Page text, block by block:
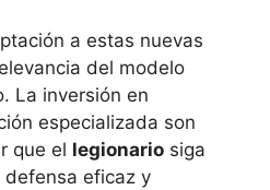
a estas nuevas
del modelo
La inversión en
especializada son
que el legionario siga
eficaz y